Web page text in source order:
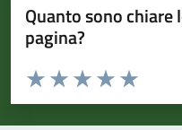
Quanto sono
pagina?
Valuta da 1 a 5 stelle la pagina
Valuta 5
Valuta 4
Valuta 3 stelle su
Valuta 2 stelle su 5
Valuta 1 stelle su 5